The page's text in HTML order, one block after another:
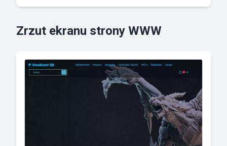
Zrzut ekranu strony WWW